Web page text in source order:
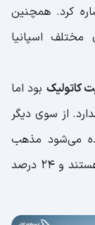
کرد. همچنین
اسپانیا
کاتولیک بود اما
از سوی دیگر
می‌شود مذهب
کاتولیک است. در اسپانیا ۷۱ درصد مسیحی هستند و ۲۴ درصد